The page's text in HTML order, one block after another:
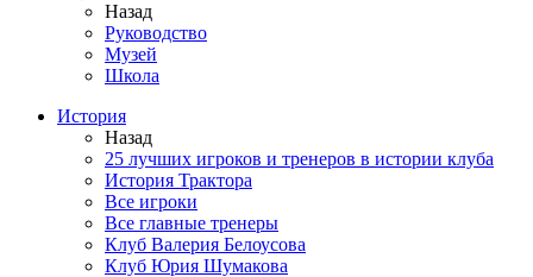
Назад
Руководство
Музей
Школа
История
Назад
25 лучших игроков и тренеров в истории клуба
История Трактора
Все игроки
Все главные тренеры
Клуб Валерия Белоусова
Клуб Юрия Шумакова